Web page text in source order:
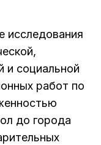
исследования
и социальной
работ по
до города